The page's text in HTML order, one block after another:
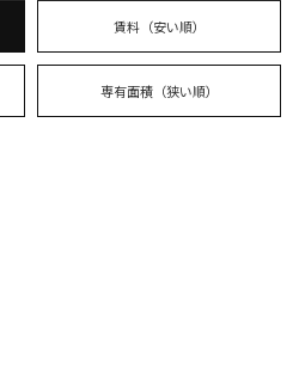
賃料（安い順）
専有面積（狭い順）